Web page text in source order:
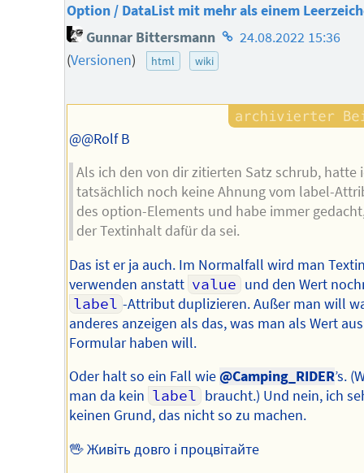
Option / DataList mit mehr als einem
Gunnar Bittersmann Homepage
des
24.08.2022 15:36
(Versionen) html wiki
@@Rolf B
Als ich den von dir zitierten Satz schrub, hatte
tatsächlich noch keine Ahnung vom label-
des option-Elements und habe immer
der Textinhalt dafür da sei.
Das ist er ja auch. Im Normalfall wird man
verwenden anstatt value und den Wert
label -Attribut duplizieren. Außer man will
anderes anzeigen als das, was man als Wert
Formular haben will.
Oder halt so ein Fall wie@Camping_RIDER’s.
man da kein label braucht.) Und nein, ich
keinen Grund, das nicht so zu machen.
🖖 Живіть довго і процвітайте